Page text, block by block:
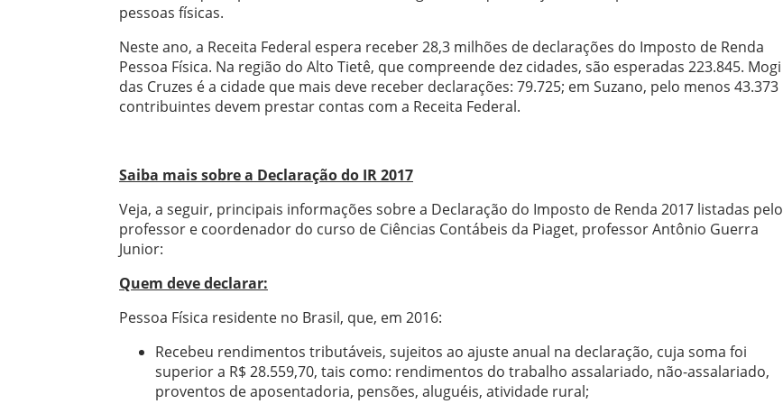
pessoas físicas.
Neste ano, a Receita Federal espera receber 28,3 milhões de declarações do Imposto de Renda
Pessoa Física. Na região do Alto Tietê, que compreende dez cidades, são esperadas 223.845. Mogi
das Cruzes é a cidade que mais deve receber declarações: 79.725; em Suzano, pelo menos 43.373
contribuintes devem prestar contas com a Receita Federal.
Saiba mais sobre a Declaração do IR 2017
Veja, a seguir, principais informações sobre a Declaração do Imposto de Renda 2017 listadas pelo
professor e coordenador do curso de Ciências Contábeis da Piaget, professor Antônio Guerra
Junior:
Quem deve declarar:
Pessoa Física residente no Brasil, que, em 2016:
Recebeu rendimentos tributáveis, sujeitos ao ajuste anual na declaração, cuja soma foi
superior a R$ 28.559,70, tais como: rendimentos do trabalho assalariado, não-assalariado,
proventos de aposentadoria, pensões, aluguéis, atividade rural;